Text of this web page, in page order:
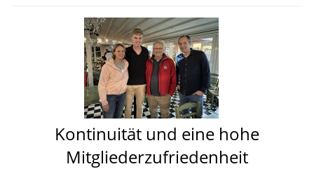
Kontinuität und eine hohe
Mitgliederzufriedenheit